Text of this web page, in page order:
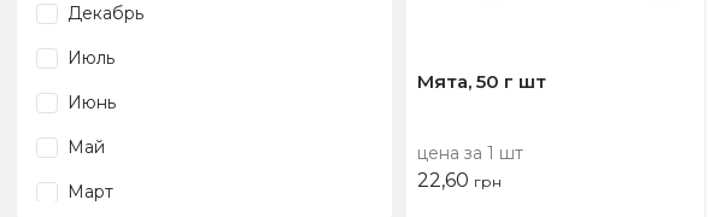
Декабрь
Июль
Июнь
Май
Март
Мята, 50 г шт
цена за 1 шт
22,60 грн